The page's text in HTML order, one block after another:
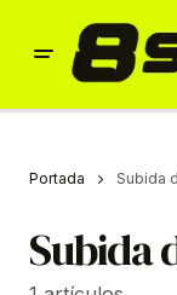
Portada Subida
Subida